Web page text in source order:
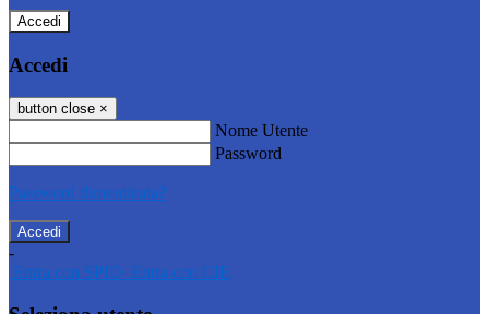
Accedi
Accedi
button close ×
Nome Utente
Password
Password dimenticata?
-
Entra con SPID Entra con CIE